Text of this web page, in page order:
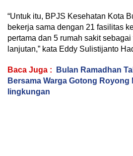
“Untuk itu, BPJS Kesehatan Kota
bekerja sama dengan 21 fasilitas
pertama dan 5 rumah sakit
lanjutan,” kata Eddy Sulistijanto
Baca Juga :
Bulan Ramadhan
Bersama Warga Gotong
lingkungan